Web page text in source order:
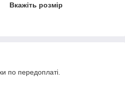
Вкажіть розмір
по передоплаті.